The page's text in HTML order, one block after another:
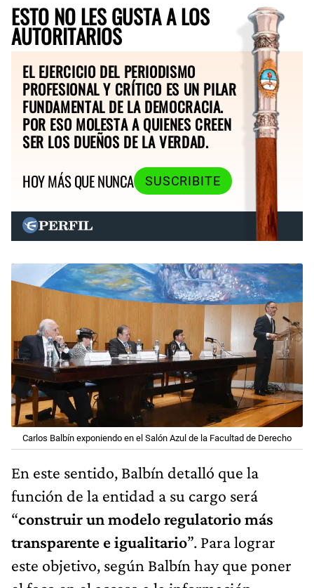
ESTO NO LES GUSTA A LOS
AUTORITARIOS
EL EJERCICIO DEL PERIODISMO
PROFESIONAL Y CRÍTICO ES UN PILAR
FUNDAMENTAL DE LA DEMOCRACIA.
POR ESO MOLESTA A QUIENES CREEN
SER LOS DUEÑOS DE LA VERDAD.
HOY MÁS QUE NUNCA
SUSCRIBITE
Carlos Balbín exponiendo en el Salón Azul de la Facultad de Derecho
En este sentido, Balbín detalló que la
función de la entidad a su cargo será
“construir un modelo regulatorio más
transparente e igualitario”. Para lograr
este objetivo, según Balbín hay que poner